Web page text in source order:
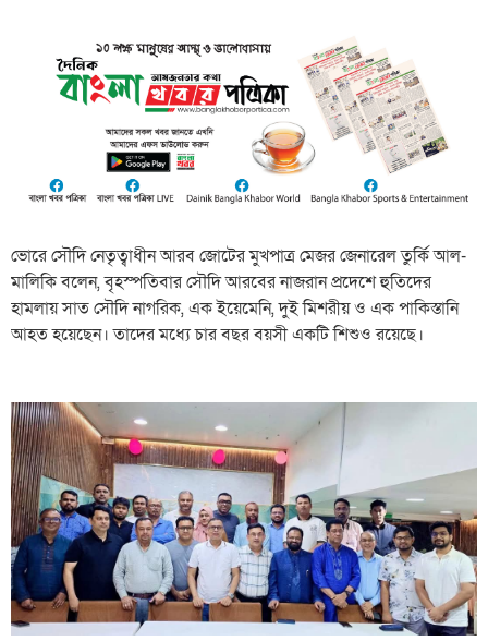
ভোরে সৌদি নেতৃত্বাধীন আরব জোটের মুখপাত্র মেজর জেনারেল তুর্কি আল-
মালিকি বলেন, বৃহস্পতিবার সৌদি আরবের নাজরান প্রদেশে হুতিদের
হামলায় সাত সৌদি নাগরিক, এক ইয়েমেনি, দুই মিশরীয় ও এক পাকিস্তানি
আহত হয়েছেন। তাদের মধ্যে চার বছর বয়সী একটি শিশুও রয়েছে।